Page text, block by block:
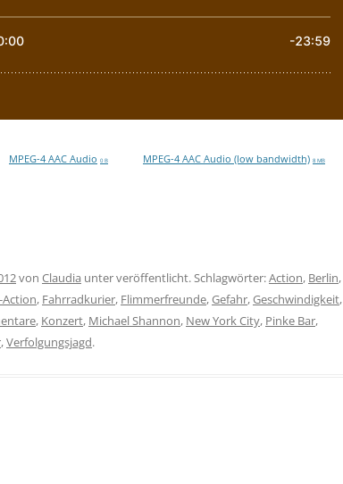
MPEG-4 AAC Audio 0 B MPEG-4 AAC Audio (low bandwidth) 8 MB
von Claudia unter veröffentlicht. Schlagwörter:Action, Berlin,
, Fahrradkurier, Flimmerfreunde,Gefahr,Geschwindigkeit,
, Konzert, Michael Shannon, New York City, Pinke Bar,
,Verfolgungsjagd.